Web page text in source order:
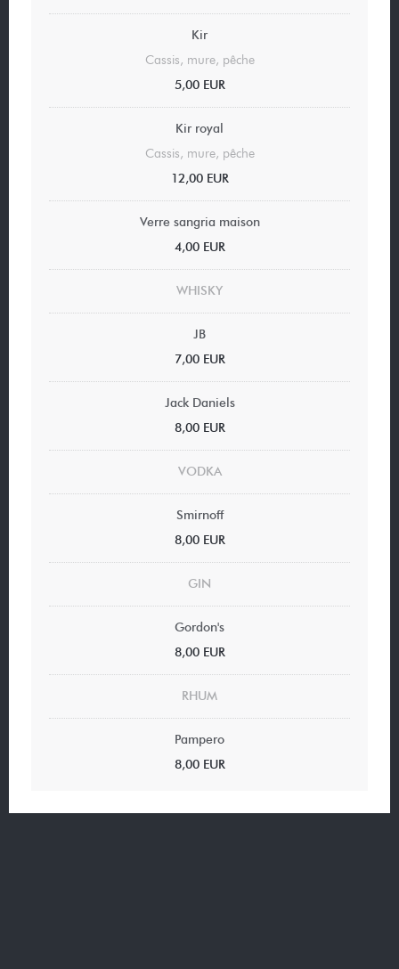
Kir
Cassis, mure, pêche
5,00 EUR
Kir royal
Cassis, mure, pêche
12,00 EUR
Verre sangria maison
4,00 EUR
WHISKY
JB
7,00 EUR
Jack Daniels
8,00 EUR
VODKA
Smirnoff
8,00 EUR
GIN
Gordon's
8,00 EUR
RHUM
Pampero
8,00 EUR